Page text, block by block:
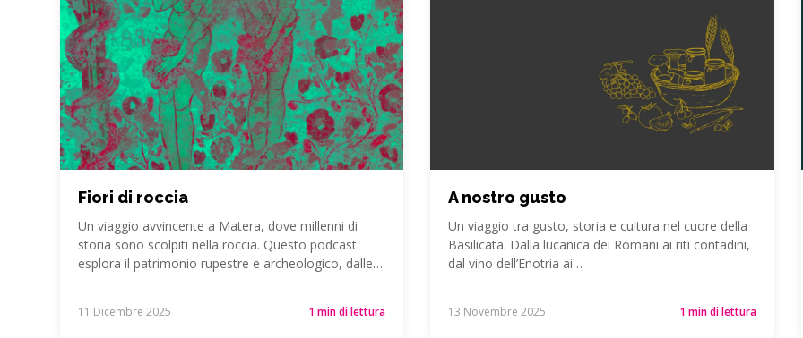
Fiori di roccia
Un viaggio avvincente a Matera, dove millenni di
storia sono scolpiti nella roccia. Questo podcast
esplora il patrimonio rupestre e archeologico, dalle…
11 Dicembre 2025 1 min di lettura
A nostro gusto
Un viaggio tra gusto, storia e cultura nel cuore della
Basilicata. Dalla lucanica dei Romani ai riti contadini,
dal vino dell’Enotria ai…
13 Novembre 2025 1 min di lettura